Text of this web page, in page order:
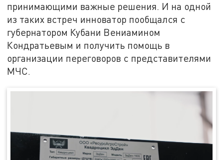
принимающими важные решения. И на одной
из таких встреч инноватор пообщался с
губернатором Кубани Вениамином
Кондратьевым и получить помощь в
организации переговоров с представителями
МЧС.